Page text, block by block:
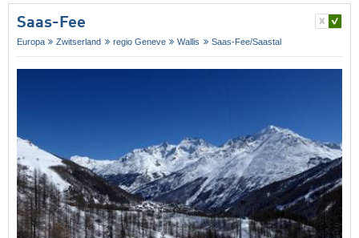
Saas-Fee
Europa Zwitserland regio Geneve Wallis Saas-Fee/​Saastal